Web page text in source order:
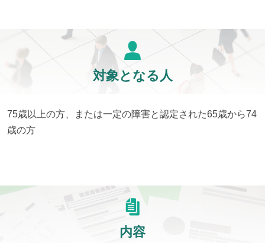
対象となる人
75歳以上の方、または一定の障害と認定された65歳から74
歳の方
内容